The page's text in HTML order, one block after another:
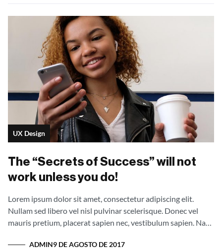
UX Design
The “Secrets of Success” will not
work unless you do!
Lorem ipsum dolor sit amet, consectetur adipiscing elit.
Nullam sed libero vel nisl pulvinar scelerisque. Donec vel
mauris pretium, placerat sapien nec, vestibulum sapien. Nam
mauris tellus. Vestibulum orci ipsum, feugiat eu purus sit
ADMIN9 DE AGOSTO DE 2017